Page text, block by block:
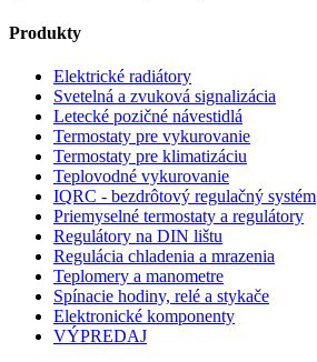
Produkty
Elektrické radiátory
Svetelná a zvuková signalizácia
Letecké pozičné návestidlá
Termostaty pre vykurovanie
Termostaty pre klimatizáciu
Teplovodné vykurovanie
IQRC - bezdrôtový regulačný systém
Priemyselné termostaty a regulátory
Regulátory na DIN lištu
Regulácia chladenia a mrazenia
Teplomery a manometre
Spínacie hodiny, relé a stykače
Elektronické komponenty
VÝPREDAJ